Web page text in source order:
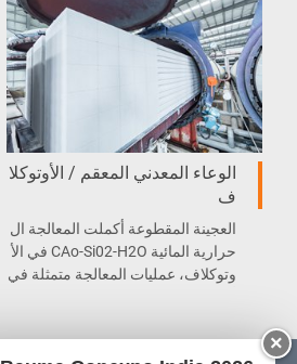
الوعاء المعدني المعقم / الأوتوكلا
ف
العجينة المقطوعة أكملت المعالجة ال
حرارية المائية CAo-Si02-H2O في الأ
وتوكلاف، عمليات المعالجة متمثلة في
لمنتج النهائي. في النهاية، إنتاج كتل أو
×